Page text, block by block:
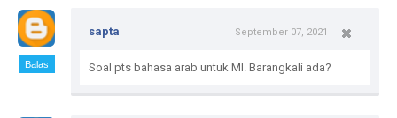
Balas
sapta September 07, 2021
Soal pts bahasa arab untuk MI. Barangkali ada?